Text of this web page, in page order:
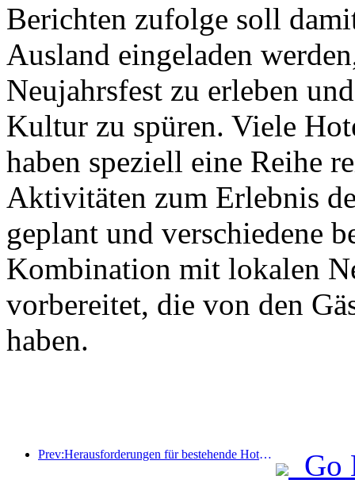
Berichten zufolge soll
Ausland eingeladen
Neujahrsfest zu erleben
Kultur zu spüren. Viele
haben speziell eine Reihe
Aktivitäten zum Erlebnis
geplant und verschiedene
Kombination mit lokalen
vorbereitet, die von den
haben.
Prev:Herausforderungen für bestehende Hotels im 2.0-Zeitalter: Modernisierung ist der Kern, das ist die wahre Wertinnovation
Go